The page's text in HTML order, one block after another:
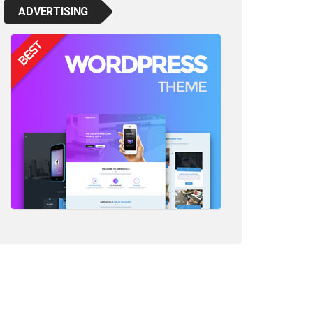
ADVERTISING